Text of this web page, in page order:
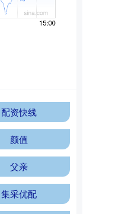
配资快线
颜值
父亲
集采优配